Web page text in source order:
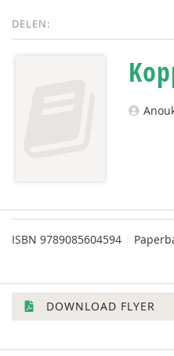
DELEN:
ISBN 9789085604594
DOWNLOAD FLYER